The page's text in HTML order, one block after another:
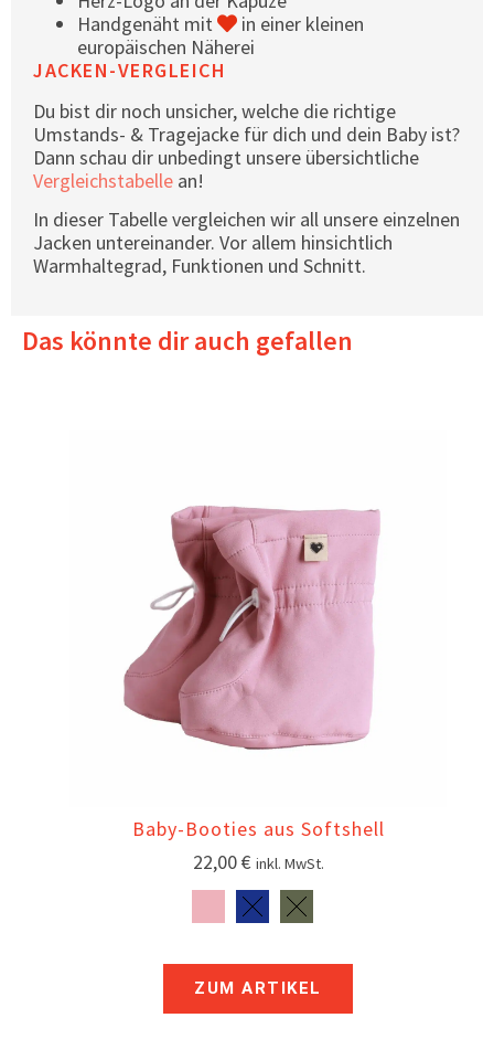
Handgenäht mit
in einer kleinen
europäischen Näherei
JACKEN-VERGLEICH
Du bist dir noch unsicher, welche die richtige
Umstands- & Tragejacke für dich und dein Baby ist?
Dann schau dir unbedingt unsere übersichtliche
Vergleichstabelle an!
In dieser Tabelle vergleichen wir all unsere einzelnen
Jacken untereinander. Vor allem hinsichtlich
Warmhaltegrad, Funktionen und Schnitt.
Das könnte dir auch gefallen
Baby-Booties aus Softshell
22,00€ inkl. MwSt.
ZUM ARTIKEL